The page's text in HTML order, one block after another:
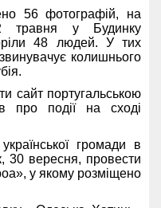
56 фотографій, на
травня у Будинку
48 людей. У тих
колишнього
сайт португальською
про події на сході
громади в
30 вересня, провести
у якому розміщено